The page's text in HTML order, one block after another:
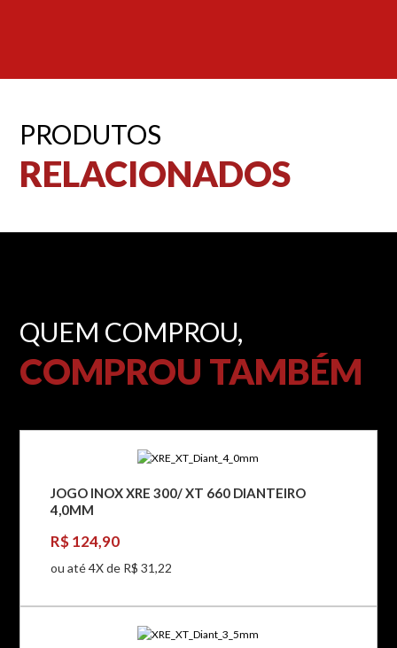
PRODUTOS
RELACIONADOS
QUEM COMPROU,
COMPROU TAMBÉM
JOGO INOX XRE 300/ XT 660 DIANTEIRO
4,0MM
R$ 124,90
ou até 4X de R$ 31,22